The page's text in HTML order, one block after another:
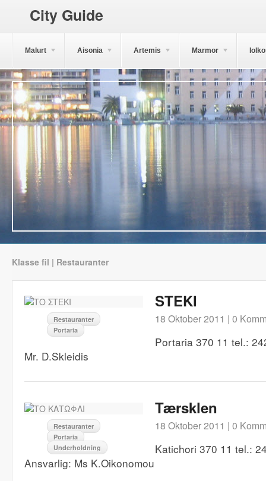
City Guide
Malurt Aisonia Artemis Marmor
Klasse fil | Restauranter
Restauranter
Portaria
STEKI
18 Oktober 2011 | 0
Portaria 370 11 tel.:
Mr. D.Skleidis
Restauranter
Portaria
Underholdning
Tærsklen
18 Oktober 2011 | 0
Katichori 370 11 tel.:
Ansvarlig: Ms K.Oikonomou